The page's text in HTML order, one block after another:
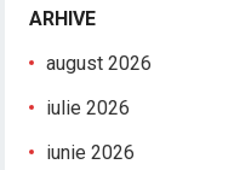
ARHIVE
august 2026
iulie 2026
iunie 2026